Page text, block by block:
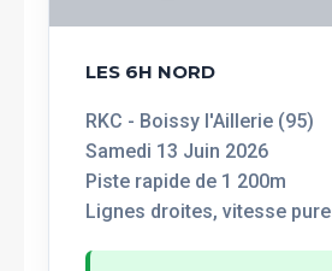
LES 6H NORD
RKC - Boissy l'Aillerie (95)
Samedi 13 Juin 2026
Piste rapide de 1 200m
Lignes droites, vitesse pure